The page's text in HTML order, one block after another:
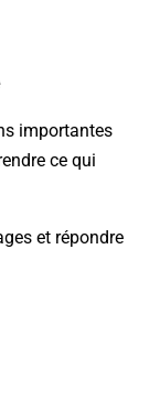
importantes
ce qui
et répondre